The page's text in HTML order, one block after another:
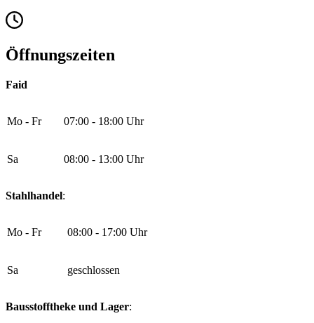
Öffnungszeiten
Faid
Mo - Fr 07:00 - 18:00 Uhr
Sa 08:00 - 13:00 Uhr
Stahlhandel:
Mo - Fr 08:00 - 17:00 Uhr
Sa geschlossen
Bausstofftheke und Lager: